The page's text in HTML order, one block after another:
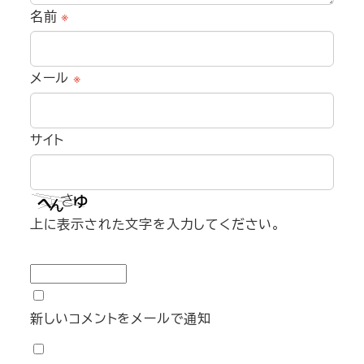
名前※
メール ※
サイト
上に表示された文字を入力してください。
新しいコメントをメールで通知